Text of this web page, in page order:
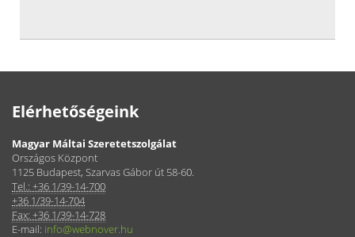
Elérhetőségeink
Magyar Máltai Szeretetszolgálat
Országos Központ
1125 Budapest, Szarvas Gábor út 58-60.
Tel.: +36 1/39-14-700
+36 1/39-14-704
Fax: +36 1/39-14-728
E-mail: info@webnover.hu